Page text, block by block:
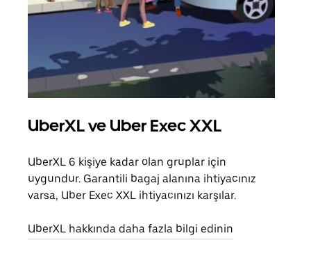
UberXL ve Uber Exec XXL
UberXL 6 kişiye kadar olan gruplar için
uygundur. Garantili bagaj alanına ihtiyacınız
varsa, Uber Exec XXL ihtiyacınızı karşılar.
UberXL hakkında daha fazla bilgi edinin